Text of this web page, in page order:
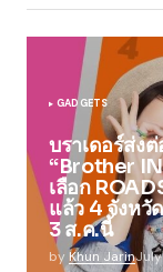
GADGETS
บราเดอร์ส่ง
“Brother
เลือก
แล้ว 4 จังหวั
3 ส.ค.นี้
by Khun Jarin